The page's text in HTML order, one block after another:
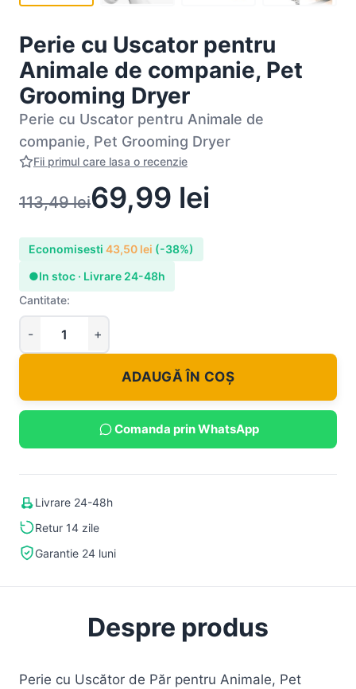
Perie cu Uscator pentru
Animale de companie, Pet
Grooming Dryer
Perie cu Uscator pentru Animale de
companie, Pet Grooming Dryer
Fii primul care lasa o recenzie
113,49lei69,99 lei
Economisesti 43,50 lei (-38%)
●In stoc · Livrare 24-48h
Cantitate:
ADAUGĂ ÎN COȘ
Comanda prin WhatsApp
Livrare 24-48h
Retur 14 zile
Garantie 24 luni
Despre produs
Perie cu Uscător de Păr pentru Animale, Pet